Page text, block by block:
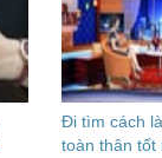
Đi tìm cách
toàn thân tốt